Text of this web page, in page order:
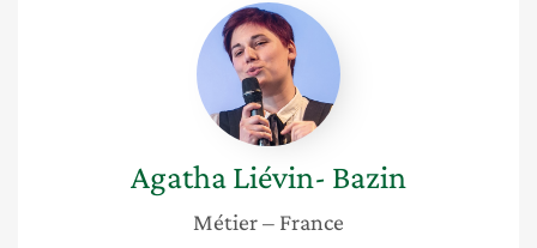
Agatha
Liévin-
Bazin
AgathaLiévin- Bazin
Métier– France